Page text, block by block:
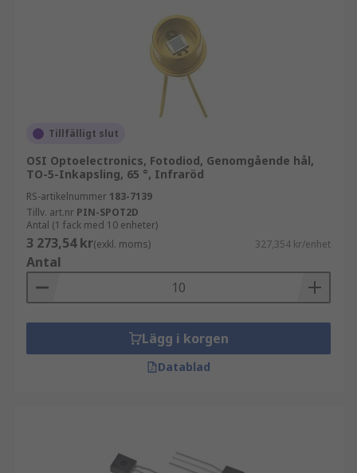
Tillfälligt slut
OSI Optoelectronics, Fotodiod, Genomgående hål,
TO-5-Inkapsling, 65 °, Infraröd
RS-artikelnummer 183-7139
Tillv. art.nr PIN-SPOT2D
Antal (1 fack med 10 enheter)
3 273,54 kr(exkl. moms) 327,354 kr/enhet
Antal
Lägg i korgen
Datablad